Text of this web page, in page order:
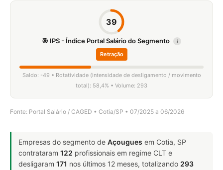
39
🎯 IPS - Índice Portal Salário do Segmento i
Retração
Saldo: -49 • Rotatividade (intensidade de desligamento / movimento
total): 58,4% • Volume: 293
Fonte: Portal Salário / CAGED • Cotia/SP • 07/2025 a 06/2026
Empresas do segmento de Açougues em Cotia, SP
contrataram 122 profissionais em regime CLT e
desligaram 171 nos últimos 12 meses, totalizando 293